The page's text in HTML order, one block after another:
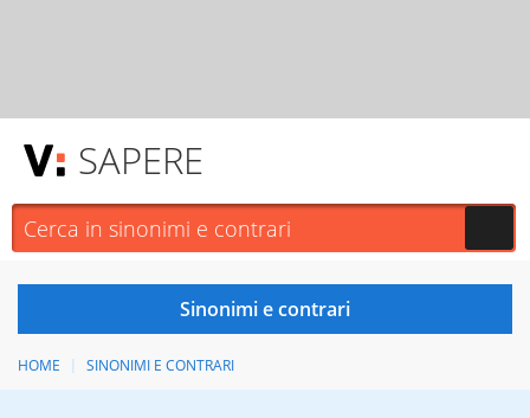
SAPERE
HOME SINONIMI E CONTRARI